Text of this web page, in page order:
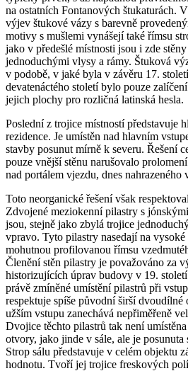
na ostatních Fontanových štukaturách.
výjev štukové vázy s barevně
motivy s mušlemi vynášejí také římsu
jako v předešlé místnosti jsou i zde
jednoduchými vlysy a rámy. Štuková
v podobě, v jaké byla v závěru 17.
devatenáctého století bylo pouze
jejich plochy pro rozličná latinská hesla.
Poslední z trojice místností představuje
rezidence. Je umístěn nad hlavním
stavby posunut mírně k severu. Řešení
pouze vnější stěnu narušovalo
nad portálem vjezdu, dnes nahrazeného
Toto neorganické řešení však
Zdvojené meziokenní pilastry s
jsou, stejně jako zbylá trojice
vpravo. Tyto pilastry nasedají na
mohutnou profilovanou římsu
Členění stěn pilastry je považováno za
historizujících úprav budovy v 19.
právě zmíněné umístění pilastrů při
respektuje spíše původní širší
užším vstupu zanechává nepřiměřeně
Dvojice těchto pilastrů tak není
otvory, jako jinde v sále, ale je posunuta
Strop sálu představuje v celém objektu
hodnotu. Tvoří jej trojice freskových